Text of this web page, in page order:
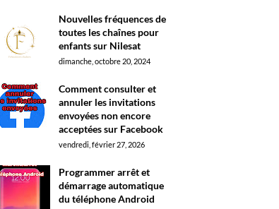
Nouvelles fréquences de
toutes les chaînes pour
enfants sur Nilesat
dimanche, octobre 20, 2024
Comment consulter et
annuler les invitations
envoyées non encore
acceptées sur Facebook
vendredi, février 27, 2026
Programmer arrêt et
démarrage automatique
du téléphone Android